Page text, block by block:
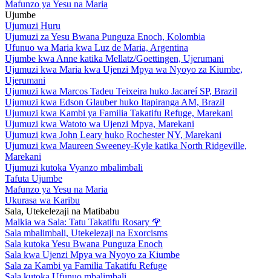
Mafunzo ya Yesu na Maria
Ujumbe
Ujumuzi Huru
Ujumuzi za Yesu Bwana Punguza Enoch, Kolombia
Ufunuo wa Maria kwa Luz de Maria, Argentina
Ujumbe kwa Anne katika Mellatz/Goettingen, Ujerumani
Ujumuzi kwa Maria kwa Ujenzi Mpya wa Nyoyo za Kiumbe,
Ujerumani
Ujumuzi kwa Marcos Tadeu Teixeira huko Jacareí SP, Brazil
Ujumuzi kwa Edson Glauber huko Itapiranga AM, Brazil
Ujumuzi kwa Kambi ya Familia Takatifu Refuge, Marekani
Ujumuzi kwa Watoto wa Ujenzi Mpya, Marekani
Ujumuzi kwa John Leary huko Rochester NY, Marekani
Ujumuzi kwa Maureen Sweeney-Kyle katika North Ridgeville,
Marekani
Ujumuzi kutoka Vyanzo mbalimbali
Tafuta Ujumbe
Mafunzo ya Yesu na Maria
Ukurasa wa Karibu
Sala, Utekelezaji na Matibabu
Malkia wa Sala: Tatu Takatifu Rosary 🌹
Sala mbalimbali, Utekelezaji na Exorcisms
Sala kutoka Yesu Bwana Punguza Enoch
Sala kwa Ujenzi Mpya wa Nyoyo za Kiumbe
Sala za Kambi ya Familia Takatifu Refuge